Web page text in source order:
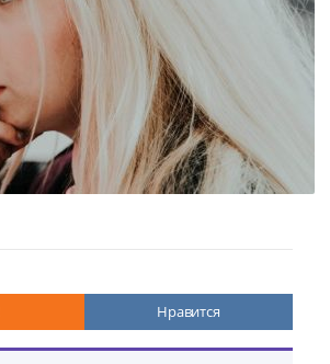
Нравится